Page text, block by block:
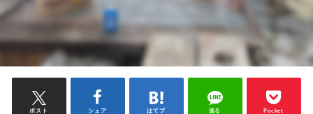
ポスト シェア はてブ 送る Pocket